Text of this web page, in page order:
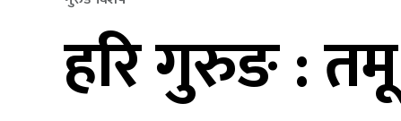
हरि गुरुङ :